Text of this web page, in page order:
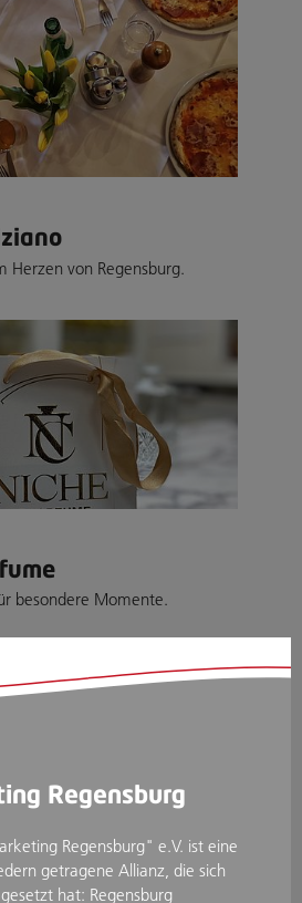
Herzen von Regensburg.
besondere Momente.
Regensburg
Regensburg" e.V. ist eine
getragene Allianz, die sich
hat: Regensburg